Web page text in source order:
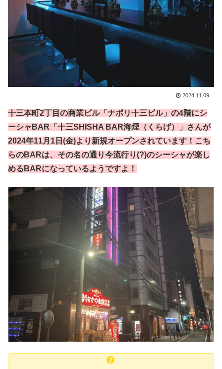
2024.11.09
十三本町2丁目の商業ビル「ナポリ十三ビル」の4階にシ
ーシャBAR「十三SHISHA BAR海煙（くらげ）」さんが
2024年11月1日(金)より新規オープンされています！こち
らのBARは、その名の通り今流行り(?)のシーシャが楽し
めるBARになっているようですよ！